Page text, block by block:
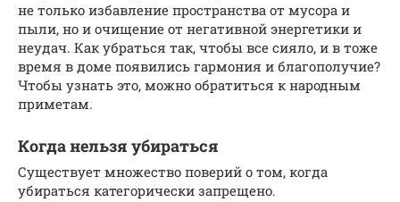
не только избавление пространства от мусора и
пыли, но и очищение от негативной энергетики и
неудач. Как убраться так, чтобы все сияло, и в тоже
время в доме появились гармония и благополучие?
Чтобы узнать это, можно обратиться к народным
приметам.
Когда нельзя убираться
Существует множество поверий о том, когда
убираться категорически запрещено.